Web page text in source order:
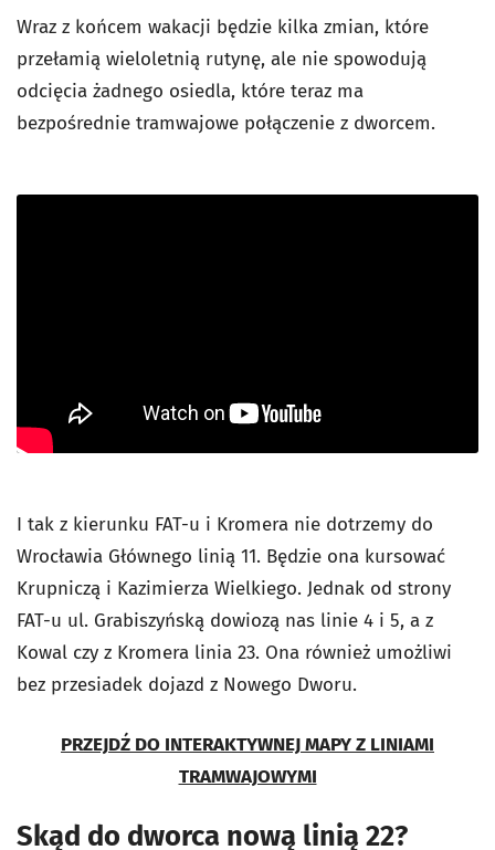
Wraz z końcem wakacji będzie kilka zmian, które
przełamią wieloletnią rutynę, ale nie spowodują
odcięcia żadnego osiedla, które teraz ma
bezpośrednie tramwajowe połączenie z dworcem.
I tak z kierunku FAT-u i Kromera nie dotrzemy do
Wrocławia Głównego linią 11. Będzie ona kursować
Krupniczą i Kazimierza Wielkiego. Jednak od strony
FAT-u ul. Grabiszyńską dowiozą nas linie 4 i 5, a z
Kowal czy z Kromera linia 23. Ona również umożliwi
bez przesiadek dojazd z Nowego Dworu.
PRZEJDŹ DO INTERAKTYWNEJ MAPY Z LINIAMI
TRAMWAJOWYMI
Skąd do dworca nową linią 22?